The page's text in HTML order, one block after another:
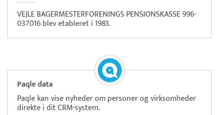
VEJLE BAGERMESTERFORENINGS PENSIONSKASSE 996-
037016 blev etableret i 1983.
Paqle data
Paqle kan vise nyheder om personer og virksomheder
direkte i dit CRM-system.